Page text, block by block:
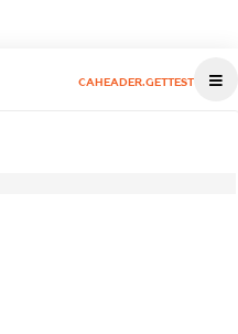
CAHEADER.GETTEST